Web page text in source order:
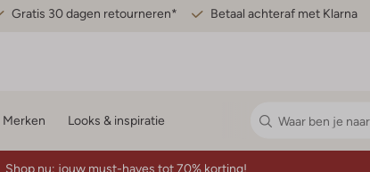
Gratis 30 dagen retourneren* Betaal achteraf met Klarna
Merken Looks & inspiratie
Shop nu: jouw must-haves tot 70% korting!